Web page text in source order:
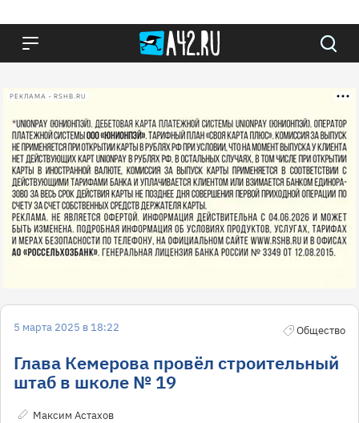
РЕКЛАМА • RSHB.RU
5 марта 2025 в 18:22 Общество
Глава Кемерова провёл строительный
штаб в школе № 19
Максим Астахов